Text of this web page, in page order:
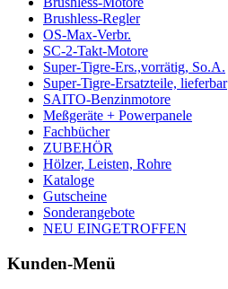
Brushless-Regler
OS-Max-Verbr.
SC-2-Takt-Motore
Super-Tigre-Ers.,vorrätig, So.A.
Super-Tigre-Ersatzteile, lieferbar
SAITO-Benzinmotore
Meßgeräte + Powerpanele
Fachbücher
ZUBEHÖR
Hölzer, Leisten, Rohre
Kataloge
Gutscheine
Sonderangebote
NEU EINGETROFFEN
Kunden-Menü